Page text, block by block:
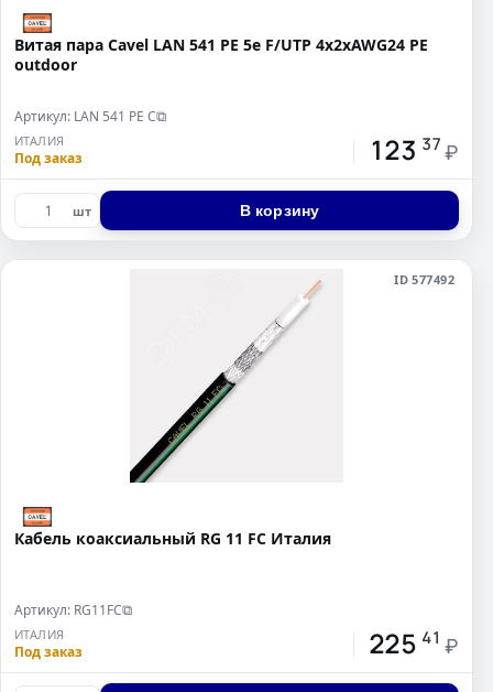
Витая пара Cavel LAN 541 PE 5e F/UTP 4х2хAWG24 PE
outdoor
Артикул: LAN 541 PE С⧉
ИТАЛИЯ
Под заказ 123 37 ₽
шт В корзину
ID 577492
Кабель коаксиальный RG 11 FC Италия
Артикул: RG11FC⧉
ИТАЛИЯ
Под заказ 225 41 ₽